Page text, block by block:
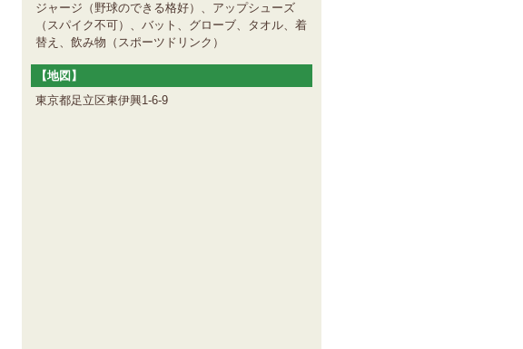
ジャージ（野球のできる格好）、アップシューズ
（スパイク不可）、バット、グローブ、タオル、着
替え、飲み物（スポーツドリンク）
【地図】
東京都足立区東伊興1-6-9